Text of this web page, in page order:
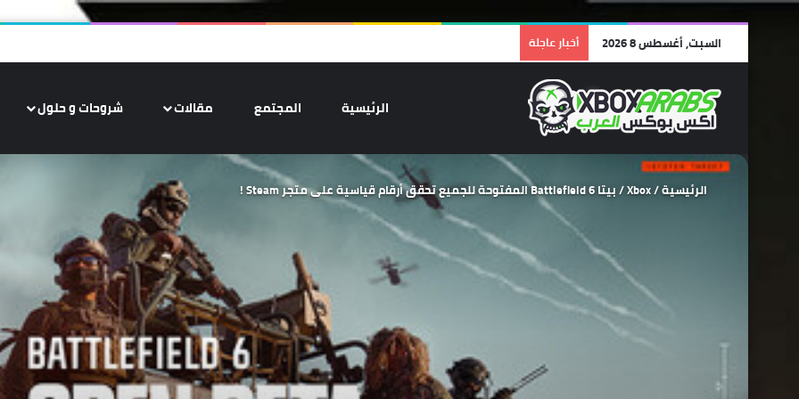
السبت, أغسطس 8 2026 أخبار عاجلة
الرئيسية المجتمع مقالات شروحات و حلول
الرئيسية/
Xbox
/بيتا Battlefield 6 المفتوحة للجميع تحقق أرقام قياسية على متجر Steam !